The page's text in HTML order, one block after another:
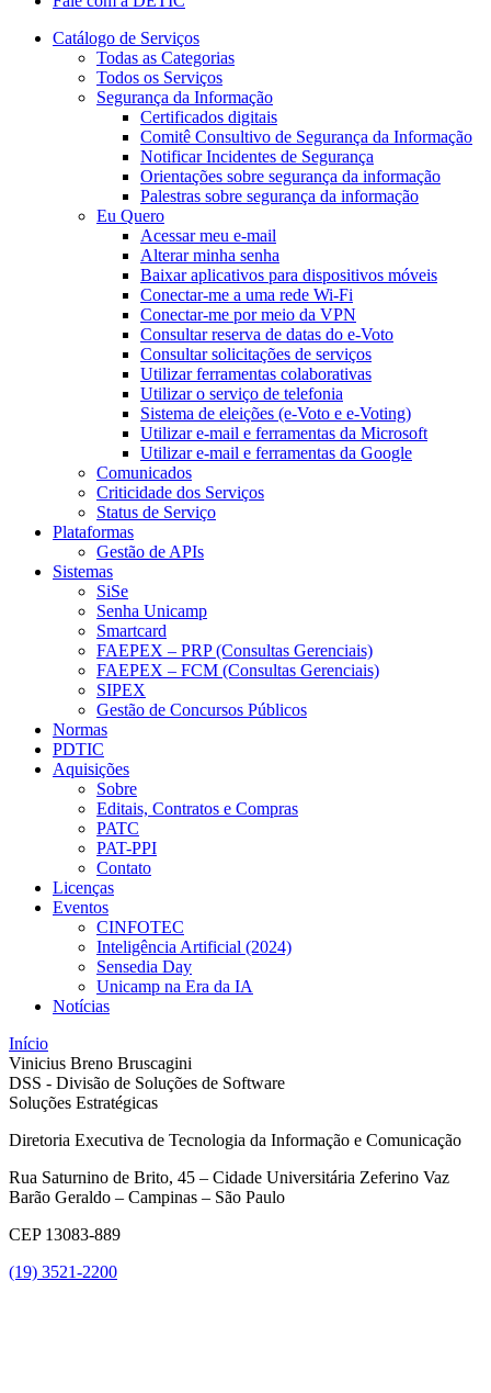
Catálogo de Serviços
Todas as Categorias
Todos os Serviços
Segurança da Informação
Certificados digitais
Comitê Consultivo de Segurança da Informação
Notificar Incidentes de Segurança
Orientações sobre segurança da informação
Palestras sobre segurança da informação
Eu Quero
Acessar meu e-mail
Alterar minha senha
Baixar aplicativos para dispositivos móveis
Conectar-me a uma rede Wi-Fi
Conectar-me por meio da VPN
Consultar reserva de datas do e-Voto
Consultar solicitações de serviços
Utilizar ferramentas colaborativas
Utilizar o serviço de telefonia
Sistema de eleições (e-Voto e e-Voting)
Utilizar e-mail e ferramentas da Microsoft
Utilizar e-mail e ferramentas da Google
Comunicados
Criticidade dos Serviços
Status de Serviço
Plataformas
Gestão de APIs
Sistemas
SiSe
Senha Unicamp
Smartcard
FAEPEX – PRP (Consultas Gerenciais)
FAEPEX – FCM (Consultas Gerenciais)
SIPEX
Gestão de Concursos Públicos
Normas
PDTIC
Aquisições
Sobre
Editais, Contratos e Compras
PATC
PAT-PPI
Contato
Licenças
Eventos
CINFOTEC
Inteligência Artificial (2024)
Sensedia Day
Unicamp na Era da IA
Notícias
Início
Vinicius Breno Bruscagini
DSS - Divisão de Soluções de Software
Soluções Estratégicas
Diretoria Executiva de Tecnologia da Informação e Comunicação
Rua Saturnino de Brito, 45 – Cidade Universitária Zeferino Vaz
Barão Geraldo – Campinas – São Paulo
CEP 13083-889
(19) 3521-2200